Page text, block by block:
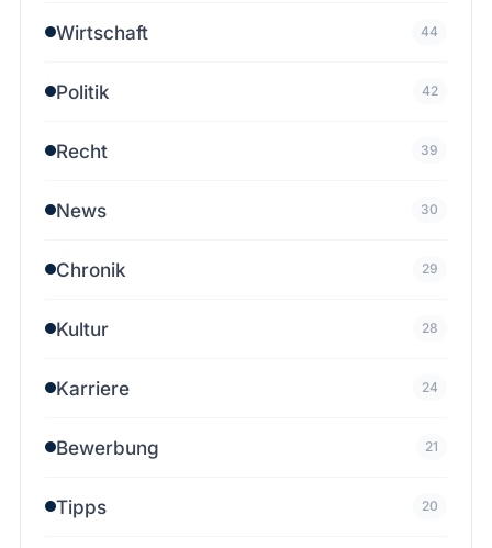
Wirtschaft 44
Politik 42
Recht 39
News 30
Chronik 29
Kultur 28
Karriere 24
Bewerbung 21
Tipps 20